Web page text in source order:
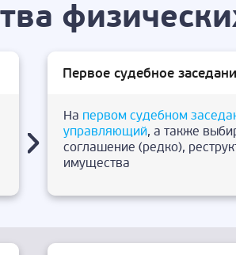
Первое судебное
На первом судебном
управляющий, а также
соглашение (редко),
имущества